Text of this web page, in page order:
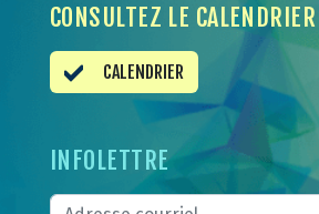
CONSULTEZ LE CALENDRIER
CALENDRIER
INFOLETTRE